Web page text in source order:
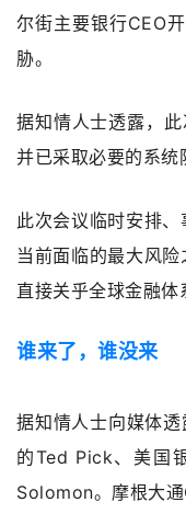
尔街主要银行CEO
胁。
据知情人士透露，
并已采取必要的系统
此次会议临时安排
当前面临的最大风
直接关乎全球金融体
谁来了，谁没来
据知情人士向媒体
的Ted Pick、美国
Solomon。摩根大